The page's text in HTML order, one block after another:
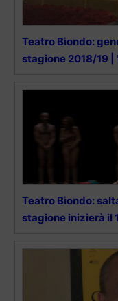
Teatro Biondo:
stagione 2018/19 |
Teatro Biondo:
stagione inizierà il